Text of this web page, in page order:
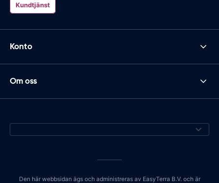
Kundtjänst
Konto
Om oss
Den här webbsidan ägs och administreras av EasyTerra B.V. och är